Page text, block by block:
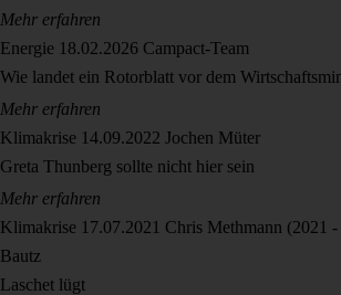
Mehr erfahren
Energie 18.02.2026 Campact-Team
Wie landet ein Rotorblatt vor dem
Mehr erfahren
Klimakrise 14.09.2022 Jochen Müter
Greta Thunberg sollte nicht hier sein
Mehr erfahren
Klimakrise 17.07.2021 Chris Methmann (2021
Bautz
Laschet lügt